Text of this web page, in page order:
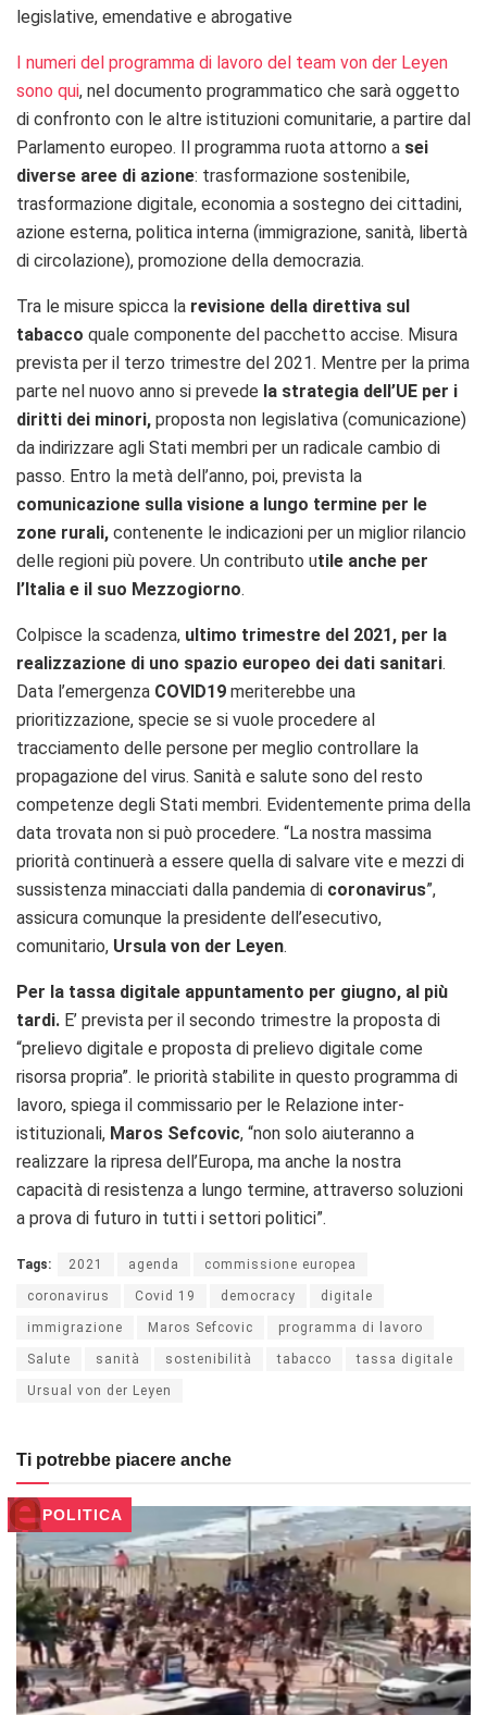
legislative, emendative e abrogative
I numeri del programma di lavoro del team von der Leyen
sono qui, nel documento programmatico che sarà oggetto
di confronto con le altre istituzioni comunitarie, a partire dal
Parlamento europeo. Il programma ruota attorno a sei
diverse aree di azione: trasformazione sostenibile,
trasformazione digitale, economia a sostegno dei cittadini,
azione esterna, politica interna (immigrazione, sanità, libertà
di circolazione), promozione della democrazia.
Tra le misure spicca la revisione della direttiva sul
tabacco quale componente del pacchetto accise. Misura
prevista per il terzo trimestre del 2021. Mentre per la prima
parte nel nuovo anno si prevede la strategia dell’UE per i
diritti dei minori, proposta non legislativa (comunicazione)
da indirizzare agli Stati membri per un radicale cambio di
passo. Entro la metà dell’anno, poi, prevista la
comunicazione sulla visione a lungo termine per le
zone rurali, contenente le indicazioni per un miglior rilancio
delle regioni più povere. Un contributo utile anche per
l’Italia e il suo Mezzogiorno.
Colpisce la scadenza, ultimo trimestre del 2021, per la
realizzazione di uno spazio europeo dei dati sanitari.
Data l’emergenza COVID19 meriterebbe una
prioritizzazione, specie se si vuole procedere al
tracciamento delle persone per meglio controllare la
propagazione del virus. Sanità e salute sono del resto
competenze degli Stati membri. Evidentemente prima della
data trovata non si può procedere. “La nostra massima
priorità continuerà a essere quella di salvare vite e mezzi di
sussistenza minacciati dalla pandemia di coronavirus”,
assicura comunque la presidente dell’esecutivo,
comunitario, Ursula von der Leyen.
Per la tassa digitale appuntamento per giugno, al più
tardi. E’ prevista per il secondo trimestre la proposta di
“prelievo digitale e proposta di prelievo digitale come
risorsa propria”. le priorità stabilite in questo programma di
lavoro, spiega il commissario per le Relazione inter-
istituzionali, Maros Sefcovic, “non solo aiuteranno a
realizzare la ripresa dell’Europa, ma anche la nostra
capacità di resistenza a lungo termine, attraverso soluzioni
a prova di futuro in tutti i settori politici”.
Tags: 2021 agenda commissione europea
coronavirus Covid 19 democracy digitale
immigrazione Maros Sefcovic programma di lavoro
Salute sanità sostenibilità tabacco tassa digitale
Ursual von der Leyen
Ti potrebbe piacere anche
POLITICA